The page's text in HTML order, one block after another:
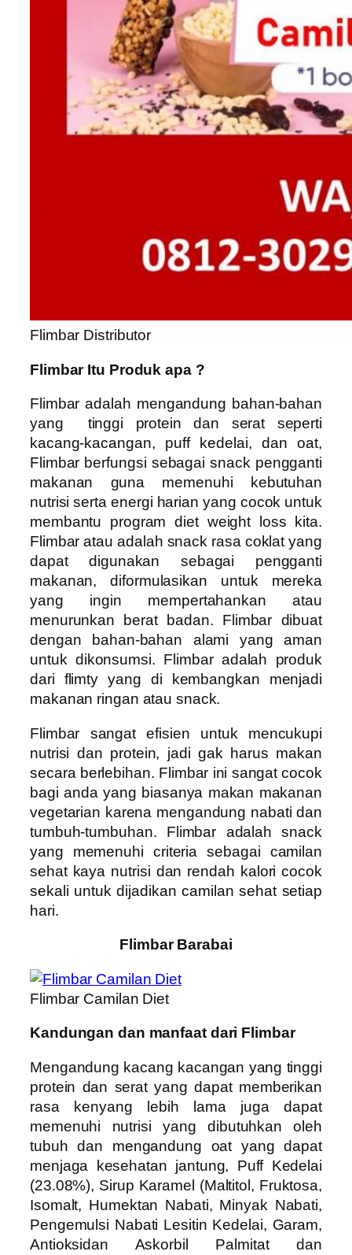
Flimbar Distributor
Flimbar Itu Produk apa ?
Flimbar adalah mengandung bahan-bahan
yang tinggi protein dan serat seperti
kacang-kacangan, puff kedelai, dan oat,
Flimbar berfungsi sebagai snack pengganti
makanan guna memenuhi kebutuhan
nutrisi serta energi harian yang cocok untuk
membantu program diet weight loss kita.
Flimbar atauadalah snack rasa coklat yang
dapat digunakan sebagai pengganti
makanan, diformulasikan untuk mereka
yang ingin mempertahankan atau
menurunkan berat badan. Flimbar dibuat
dengan bahan-bahan alami yang aman
untuk dikonsumsi. Flimbar adalah produk
dari flimty yang di kembangkan menjadi
makanan ringan atau snack.
Flimbar sangat efisien untuk mencukupi
nutrisi dan protein, jadi gak harus makan
secara berlebihan. Flimbar ini sangat cocok
bagi anda yang biasanya makan makanan
vegetarian karena mengandung nabati dan
tumbuh-tumbuhan. Flimbar adalah snack
yang memenuhi criteria sebagai camilan
sehat kaya nutrisi dan rendah kalori cocok
sekali untuk dijadikan camilan sehat setiap
hari.
Flimbar Barabai
Flimbar Camilan Diet
Kandungan dan manfaat dari Flimbar
Mengandung kacang kacangan yang tinggi
protein dan serat yang dapat memberikan
rasa kenyang lebih lama juga dapat
memenuhi nutrisi yang dibutuhkan oleh
tubuh dan mengandung oat yang dapat
menjaga kesehatan jantung, Puff Kedelai
(23.08%), Sirup Karamel (Maltitol, Fruktosa,
Isomalt, Humektan Nabati, Minyak Nabati,
Pengemulsi Nabati Lesitin Kedelai, Garam,
Antioksidan Askorbil Palmitat dan